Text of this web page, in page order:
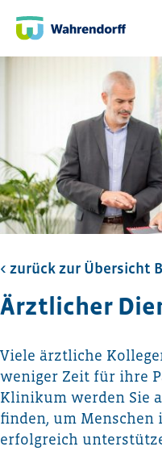
< zurück zur Übersicht
Ärztlicher
Viele ärztliche
weniger Zeit für ihre
Klinikum werden Sie
finden, um Menschen
erfolgreich